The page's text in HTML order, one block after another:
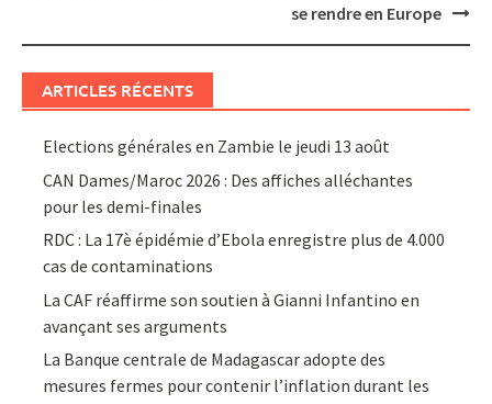
se rendre en Europe
ARTICLES RÉCENTS
Elections générales en Zambie le jeudi 13 août
CAN Dames/Maroc 2026 : Des affiches alléchantes
pour les demi-finales
RDC : La 17è épidémie d’Ebola enregistre plus de 4.000
cas de contaminations
La CAF réaffirme son soutien à Gianni Infantino en
avançant ses arguments
La Banque centrale de Madagascar adopte des
mesures fermes pour contenir l’inflation durant les